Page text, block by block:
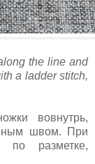
the line and
a ladder stitch,
вовнутрь,
швом. При
по разметке,